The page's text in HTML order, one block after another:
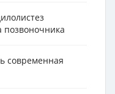
позвоночника
современная